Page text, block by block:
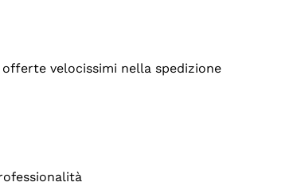
velocissimi nella spedizione